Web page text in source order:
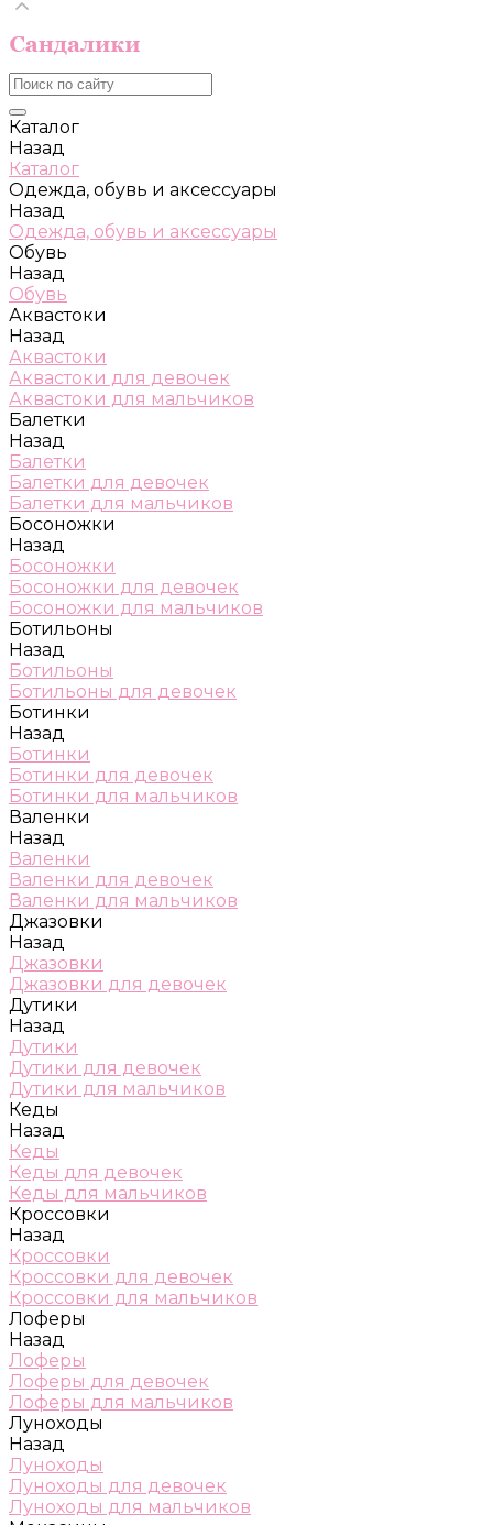
Каталог
Назад
Каталог
Одежда, обувь и аксессуары
Назад
Одежда, обувь и аксессуары
Обувь
Назад
Обувь
Аквастоки
Назад
Аквастоки
Аквастоки для девочек
Аквастоки для мальчиков
Балетки
Назад
Балетки
Балетки для девочек
Балетки для мальчиков
Босоножки
Назад
Босоножки
Босоножки для девочек
Босоножки для мальчиков
Ботильоны
Назад
Ботильоны
Ботильоны для девочек
Ботинки
Назад
Ботинки
Ботинки для девочек
Ботинки для мальчиков
Валенки
Назад
Валенки
Валенки для девочек
Валенки для мальчиков
Джазовки
Назад
Джазовки
Джазовки для девочек
Дутики
Назад
Дутики
Дутики для девочек
Дутики для мальчиков
Кеды
Назад
Кеды
Кеды для девочек
Кеды для мальчиков
Кроссовки
Назад
Кроссовки
Кроссовки для девочек
Кроссовки для мальчиков
Лоферы
Назад
Лоферы
Лоферы для девочек
Лоферы для мальчиков
Луноходы
Назад
Луноходы
Луноходы для девочек
Луноходы для мальчиков